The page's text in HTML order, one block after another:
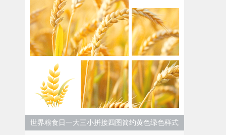
世界粮食日一大三小拼接四图简约黄色绿色样式